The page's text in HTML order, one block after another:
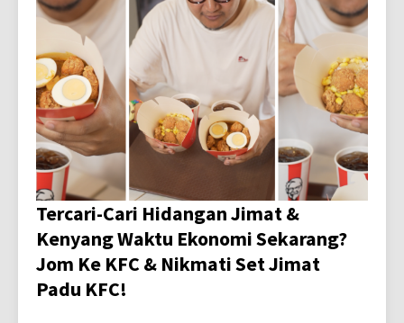
Tercari-Cari Hidangan Jimat &
Kenyang Waktu Ekonomi Sekarang?
Jom Ke KFC & Nikmati Set Jimat
Padu KFC!